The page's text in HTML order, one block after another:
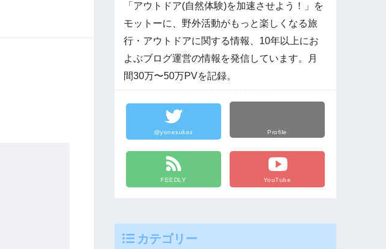
「アウトドア(自然体験)を加速させよう！」を
モットーに、野外活動がもっと楽しくなる旅
行・アウトドアに関する情報、10年以上にお
よぶブログ運営の情報を発信しています。月
間30万〜50万PVを記録。
@yonesukez Profile
FEEDLY YouTube
カテゴリー